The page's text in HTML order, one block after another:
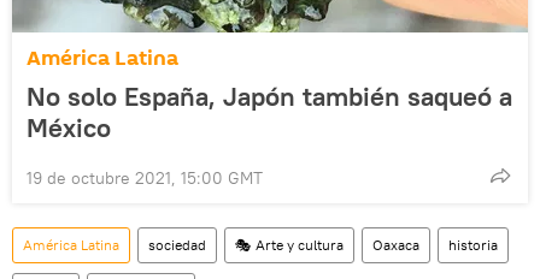
América Latina
No solo España, Japón también saqueó a
México
19 de octubre 2021, 15:00 GMT
América Latina sociedad 🎭 Arte y cultura Oaxaca historia